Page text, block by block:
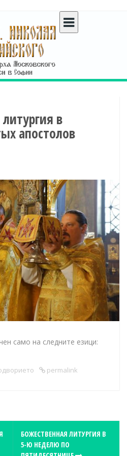
в
апостолов
само на следните езици:
permalink
БОЖЕСТВЕННАЯ ЛИТУРГИЯ В
5-Ю НЕДЕЛЮ ПО